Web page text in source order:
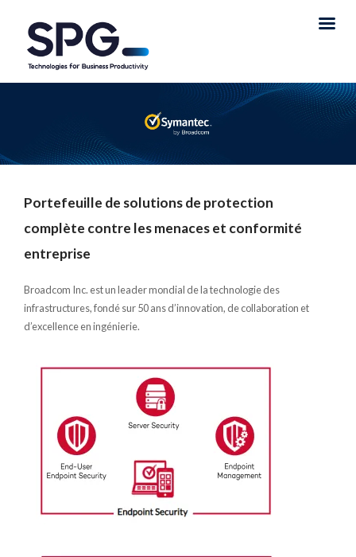
Portefeuille de solutions de protection
complète contre les menaces et conformité
entreprise
Broadcom Inc. est un leader mondial de la technologie des
infrastructures, fondé sur 50 ans d’innovation, de collaboration et
d’excellence en ingénierie.